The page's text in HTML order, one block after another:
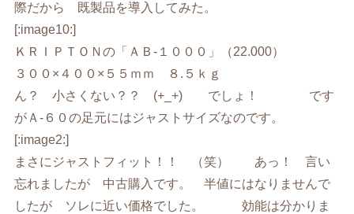
際だから 既製品を導入してみた。
[:image10:]
ＫＲＩＰＴＯＮの「ＡＢ-１０００」（22.000）
３００×４００×５５ｍｍ ８.５ｋｇ
ん？ 小さくない？？ (+_+) でしょ！ です
がＡ-６０の足元にはジャストサイズなのです。
[:image2:]
まさにジャストフィット！！ （笑） あっ！ 言い
忘れましたが 中古購入です。 半値にはなりませんで
したが ソレに近い価格でした。 効能は分かりま